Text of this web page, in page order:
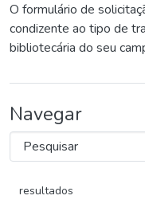
O formulário de
condizente ao tipo de
bibliotecária do seu
Navegar
resultados